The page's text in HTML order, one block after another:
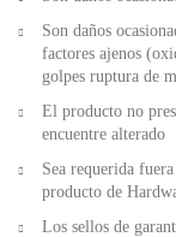
Son daños
factores ajenos
golpes ruptura de
El producto no
encuentre alterado
Sea requerida
producto de
Los sellos de